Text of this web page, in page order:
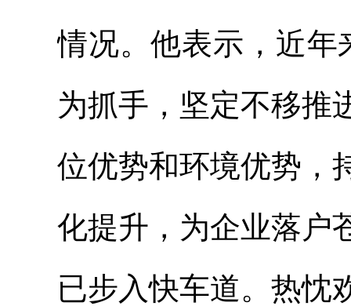
情况。他表示，近年
为抓手，坚定不移推
位优势和环境优势，
化提升，为企业落户
已步入快车道。热忱